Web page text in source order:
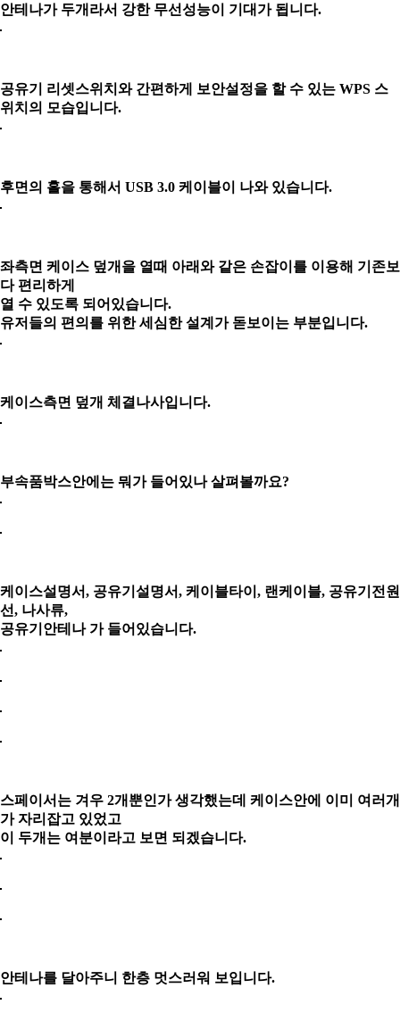
안테나가 두개라서 강한 무선성능이 기대가 됩니다.
공유기 리셋스위치와 간편하게 보안설정을 할 수 있는 WPS 스
위치의 모습입니다.
후면의 홀을 통해서 USB 3.0 케이블이 나와 있습니다.
좌측면 케이스 덮개을 열때 아래와 같은 손잡이를 이용해 기존보
다 편리하게
열 수 있도록 되어있습니다.
유저들의 편의를 위한 세심한 설계가 돋보이는 부분입니다.
케이스측면 덮개 체결나사입니다.
부속품박스안에는 뭐가 들어있나 살펴볼까요?
케이스설명서, 공유기설명서, 케이블타이, 랜케이블, 공유기전원
선, 나사류,
공유기안테나 가 들어있습니다.
스페이서는 겨우 2개뿐인가 생각했는데 케이스안에 이미 여러개
가 자리잡고 있었고
이 두개는 여분이라고 보면 되겠습니다.
안테나를 달아주니 한층 멋스러워 보입니다.